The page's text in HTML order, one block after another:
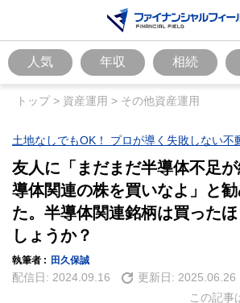
人気 年収 相続
トップ> 資産運用 > その他資産運用
土地なしでもOK！ プロが導く失敗しない
友人に「まだまだ半導体不足
導体関連の株を買いなよ」と
た。半導体関連銘柄は買った
しょうか？
執筆者 : 田久保誠
配信日: 2024.09.16 更新日: 2025.06.26
この記事